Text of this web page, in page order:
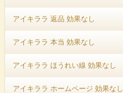
アイキララ 返品 効果なし
アイキララ 本当 効果なし
アイキララ ほうれい線 効果なし
アイキララ ホームページ 効果なし